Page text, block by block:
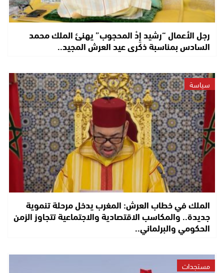
رجل الأعمال “رشيد إِدْ المحجوب” يهنئ الملك محمد
السادس بمناسبة ذكرى عيد العرش المجيد..
سياسة
الملك في خطاب العرش: المغرب يدخل مرحلة تنموية
جديدة.. والمكاسب الاقتصادية والاجتماعية تتجاوز الزمن
الحكومي والبرلماني..
مستجدات